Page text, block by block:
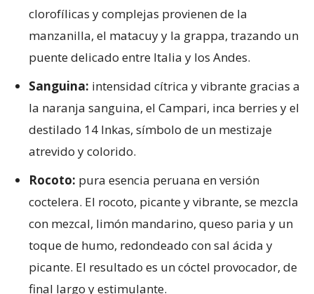
clorofílicas y complejas provienen de la
manzanilla, el matacuy y la grappa, trazando un
puente delicado entre Italia y los Andes.
Sanguina: intensidad cítrica y vibrante gracias a
la naranja sanguina, el Campari, inca berries y el
destilado 14 Inkas, símbolo de un mestizaje
atrevido y colorido.
Rocoto: pura esencia peruana en versión
coctelera. El rocoto, picante y vibrante, se mezcla
con mezcal, limón mandarino, queso paria y un
toque de humo, redondeado con sal ácida y
picante. El resultado es un cóctel provocador, de
final largo y estimulante.